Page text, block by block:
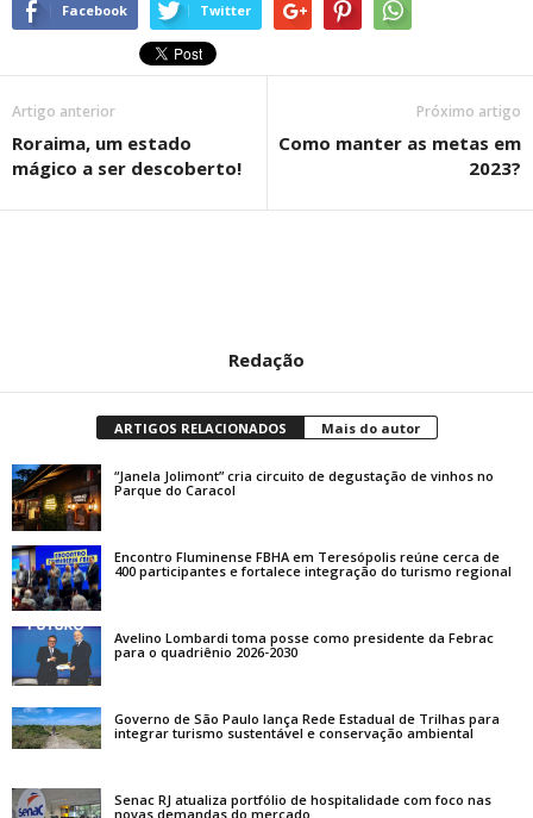
Facebook Twitter
Artigo anterior
Roraima, um estado
mágico a ser descoberto!
Próximo artigo
Como manter as metas em
2023?
Redação
ARTIGOS RELACIONADOS Mais do autor
“Janela Jolimont” cria circuito de degustação de vinhos no
Parque do Caracol
Encontro Fluminense FBHA em Teresópolis reúne cerca de
400 participantes e fortalece integração do turismo regional
Avelino Lombardi toma posse como presidente da Febrac
para o quadriênio 2026-2030
Governo de São Paulo lança Rede Estadual de Trilhas para
integrar turismo sustentável e conservação ambiental
Senac RJ atualiza portfólio de hospitalidade com foco nas
novas demandas do mercado